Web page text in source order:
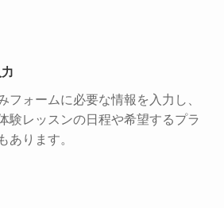
フォームに必要な情報を入力し、
験レッスンの日程や希望するプラ
あります。